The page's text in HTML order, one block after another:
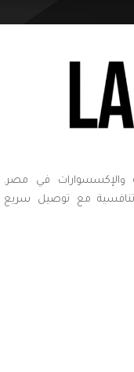
والإكسسوارات في مصر.
تنافسية مع توصيل سريع